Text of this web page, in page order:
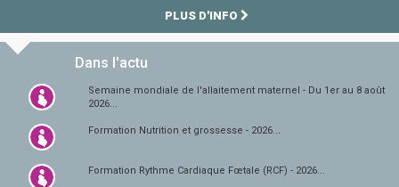
PLUS D'INFO
Dans l'actu
Semaine mondiale de l'allaitement maternel - Du 1er au 8 août
2026...
Formation Nutrition et grossesse - 2026...
Formation Rythme Cardiaque Fœtale (RCF) - 2026...